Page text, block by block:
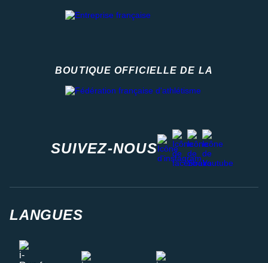
BOUTIQUE OFFICIELLE DE LA
SUIVEZ-NOUS
instagram
facebook
stravayoutube
LANGUES